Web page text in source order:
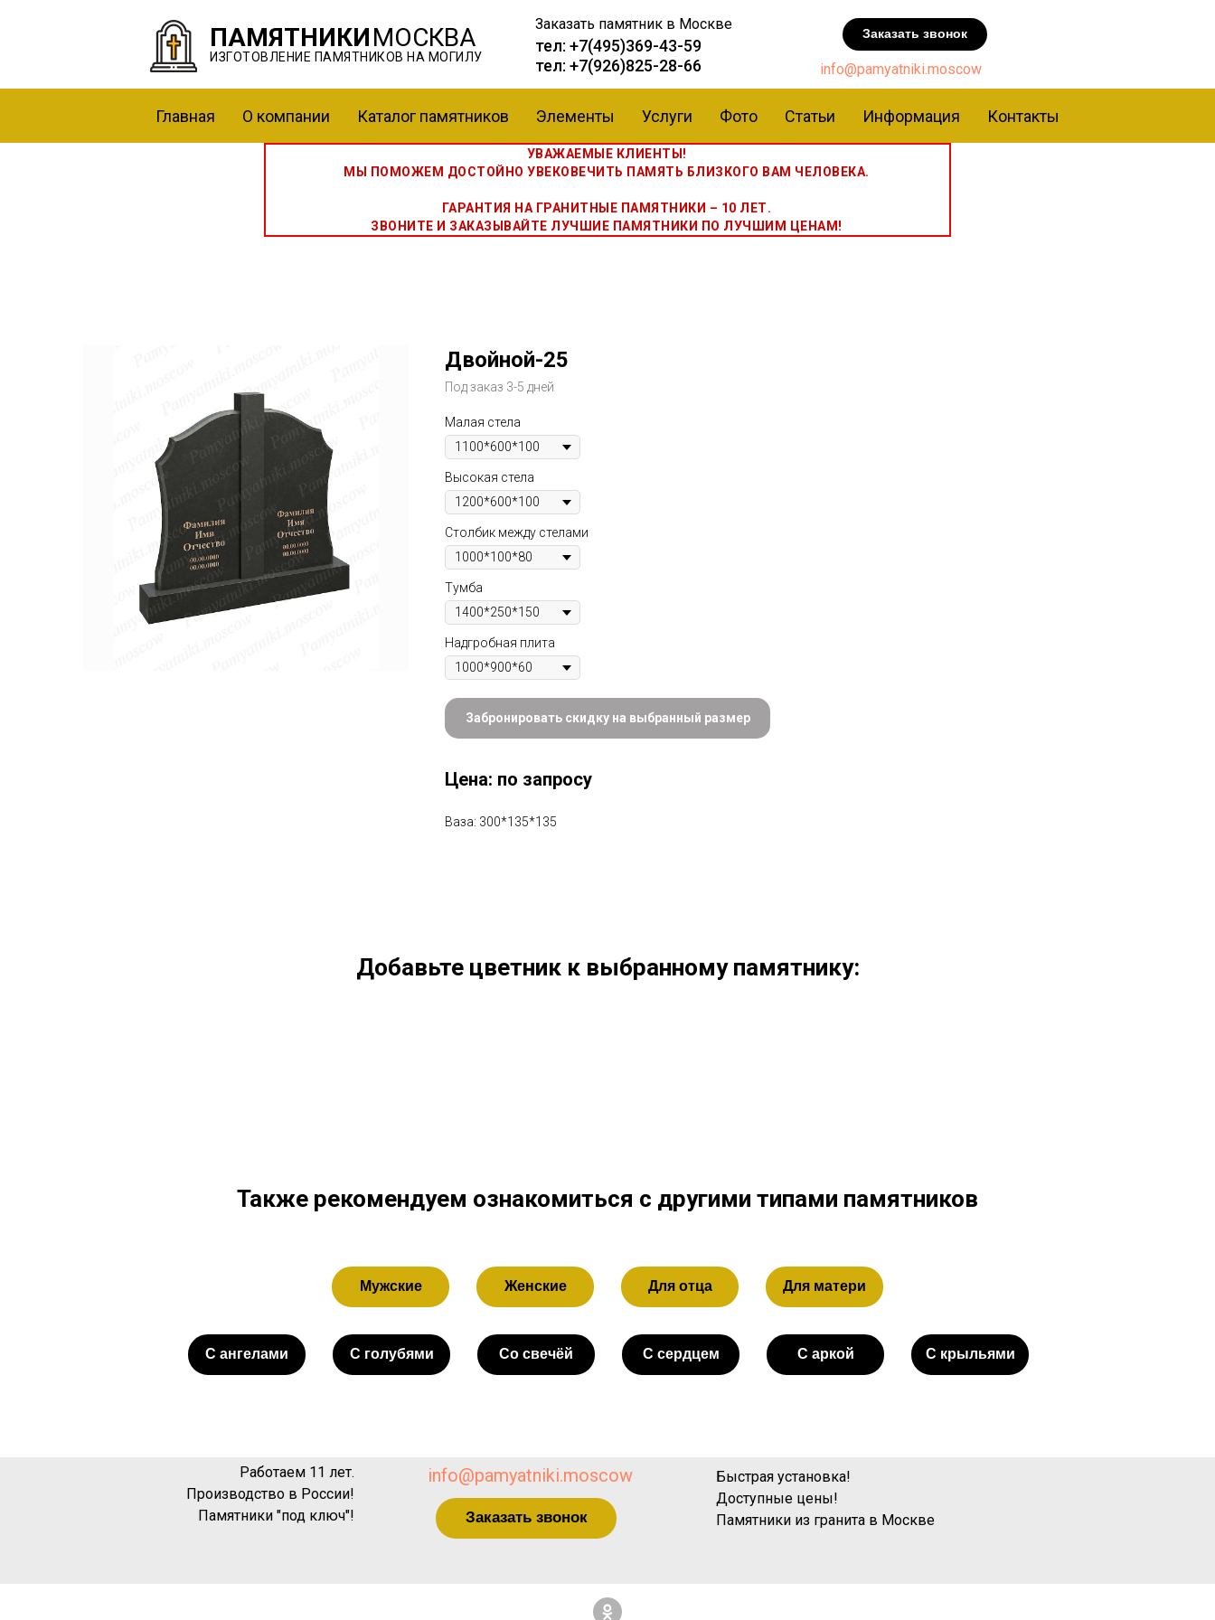
info@pamyatniki.moscow
Заказать звонок
Заказать памятник в Москве
тел: +7(495)369-43-59
тел: +7(926)825-28-66
ПАМЯТНИКИМОСКВА
ИЗГОТОВЛЕНИЕ ПАМЯТНИКОВ НА МОГИЛУ
Главная О компании Каталог памятников Элементы Услуги Фото Статьи Информация Контакты
УВАЖАЕМЫЕ КЛИЕНТЫ!
МЫ ПОМОЖЕМ ДОСТОЙНО УВЕКОВЕЧИТЬ ПАМЯТЬ БЛИЗКОГО ВАМ ЧЕЛОВЕКА.
ГАРАНТИЯ НА ГРАНИТНЫЕ ПАМЯТНИКИ – 10 ЛЕТ.
ЗВОНИТЕ И ЗАКАЗЫВАЙТЕ ЛУЧШИЕ ПАМЯТНИКИ ПО ЛУЧШИМ ЦЕНАМ!
Двойной-25
Под заказ 3-5 дней
Малая стела
Высокая стела
Столбик между стелами
Тумба
Надгробная плита
Забронировать скидку на выбранный размер
Цена: по запросу
Ваза: 300*135*135
Добавьте цветник к выбранному памятнику:
Также рекомендуем ознакомиться с другими типами памятников
Мужские Женские Для отца Для матери
С ангелами С голубями Со свечёй С сердцем С аркой С крыльями
Работаем 11 лет.
Производство в России!
Памятники "под ключ"!
info@pamyatniki.moscow
Быстрая установка!
Доступные цены!
Памятники из гранита в Москве
Заказать звонок